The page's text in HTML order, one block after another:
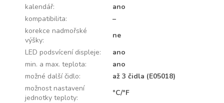
kalendář:
ano
kompatibilita:
–
korekce nadmořské
výšky:
ne
LED podsvícení displeje:
ano
min. a max. teplota:
ano
možné další čidlo:
až 3 čidla (E05018)
možnost nastavení
jednotky teploty:
°C/°F